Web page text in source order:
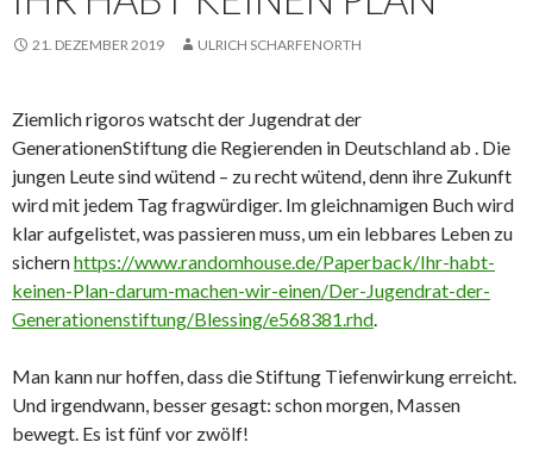
21. DEZEMBER 2019 ULRICH SCHARFENORTH
Ziemlich rigoros watscht der Jugendrat der
GenerationenStiftung die Regierenden in Deutschland ab . Die
jungen Leute sind wütend – zu recht wütend, denn ihre Zukunft
wird mit jedem Tag fragwürdiger. Im gleichnamigen Buch wird
klar aufgelistet, was passieren muss, um ein lebbares Leben zu
sichernhttps://www.randomhouse.de/Paperback/Ihr-habt-
keinen-Plan-darum-machen-wir-einen/Der-Jugendrat-der-
Generationenstiftung/Blessing/e568381.rhd.
Man kann nur hoffen, dass die Stiftung Tiefenwirkung erreicht.
Und irgendwann, besser gesagt: schon morgen, Massen
bewegt. Es ist fünf vor zwölf!